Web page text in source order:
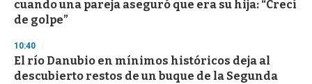
cuando una pareja aseguró que era su hija: “Crecí
de golpe”
10:40
El río Danubio en mínimos históricos deja al
descubierto restos de un buque de la Segunda